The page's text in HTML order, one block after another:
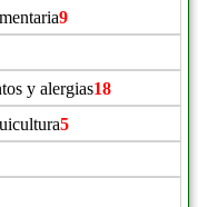
9
y alergias18
5